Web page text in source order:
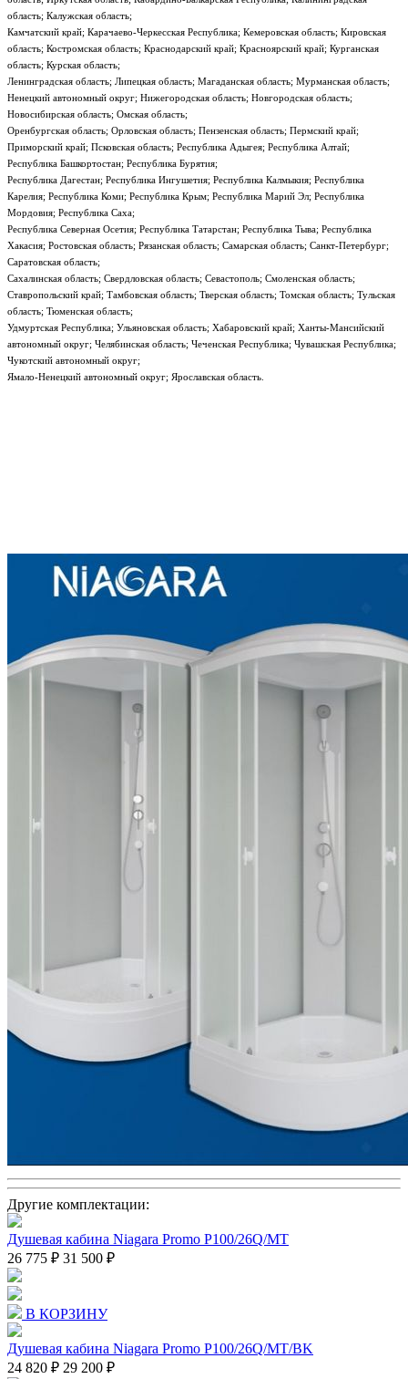
область; Калужская область;
Камчатский край; Карачаево-Черкесская Республика; Кемеровская область; Кировская
область; Костромская область; Краснодарский край; Красноярский край; Курганская
область; Курская область;
Ленинградская область; Липецкая область; Магаданская область; Мурманская область;
Ненецкий автономный округ; Нижегородская область; Новгородская область;
Новосибирская область; Омская область;
Оренбургская область; Орловская область; Пензенская область; Пермский край;
Приморский край; Псковская область; Республика Адыгея; Республика Алтай;
Республика Башкортостан; Республика Бурятия;
Республика Дагестан; Республика Ингушетия; Республика Калмыкия; Республика
Карелия; Республика Коми; Республика Крым; Республика Марий Эл; Республика
Мордовия; Республика Саха;
Республика Северная Осетия; Республика Татарстан; Республика Тыва; Республика
Хакасия; Ростовская область; Рязанская область; Самарская область; Санкт-Петербург;
Саратовская область;
Сахалинская область; Свердловская область; Севастополь; Смоленская область;
Ставропольский край; Тамбовская область; Тверская область; Томская область; Тульская
область; Тюменская область;
Удмуртская Республика; Ульяновская область; Хабаровский край; Ханты-Мансийский
автономный округ; Челябинская область; Чеченская Республика; Чувашская Республика;
Чукотский автономный округ;
Ямало-Ненецкий автономный округ; Ярославская область.
Другие комплектации:
Душевая кабина Niagara Promo P100/26Q/MT
26 775 ₽ 31 500 ₽
В КОРЗИНУ
Душевая кабина Niagara Promo P100/26Q/MT/BK
24 820 ₽ 29 200 ₽